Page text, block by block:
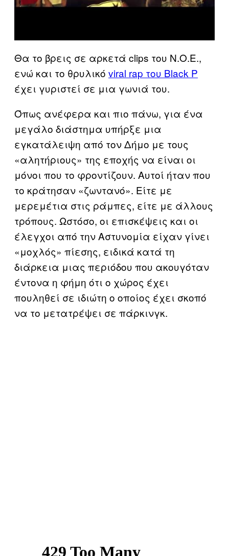
Θα το βρεις σε αρκετά clips του Ν.Ο.Ε.,
ενώ και το θρυλικό viral rap του Black P
έχει γυριστεί σε μια γωνιά του.
Όπως ανέφερα και πιο πάνω, για ένα
μεγάλο διάστημα υπήρξε μια
εγκατάλειψη από τον Δήμο με τους
«αλητήριους» της εποχής να είναι οι
μόνοι που το φροντίζουν. Αυτοί ήταν που
το κράτησαν «ζωντανό». Είτε με
μερεμέτια στις ράμπες, είτε με άλλους
τρόπους. Ωστόσο, οι επισκέψεις και οι
έλεγχοι από την Αστυνομία είχαν γίνει
«μοχλός» πίεσης, ειδικά κατά τη
διάρκεια μιας περιόδου που ακουγόταν
έντονα η φήμη ότι ο χώρος έχει
πουληθεί σε ιδιώτη ο οποίος έχει σκοπό
να το μετατρέψει σε πάρκινγκ.